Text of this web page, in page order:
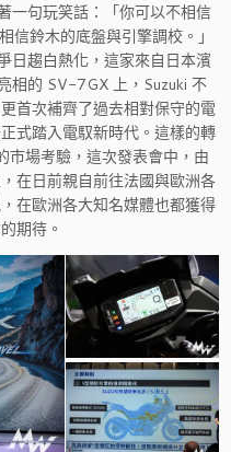
一句玩笑話：「你可以不相信
信鈴木的底盤與引擎調校。」
日趨白熱化，這家來自日本濱
相的 SV-7GX 上，Suzuki 不
首次補齊了過去相對保守的電
式踏入電馭新時代。這樣的轉
場考驗，這次發表會中，由
在日前親自前往法國與歐洲各
在歐洲各大知名媒體也都獲得
期待。